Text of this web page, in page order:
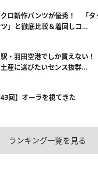
ロ新作パンツが優秀！ 「タ
」と徹底比較＆着回しコ...
・羽田空港でしか買えない
産に選びたいセンス抜群...
43回】オーラを視てきた
ランキング一覧を見る